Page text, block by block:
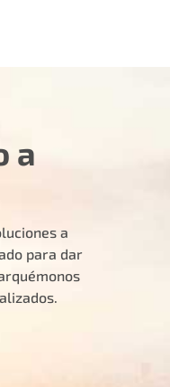
a
a
para dar